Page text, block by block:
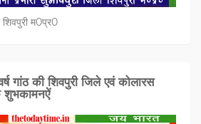
शिवपुरी म0प्र0
गांठ की शिवपुरी जिले एवं कोलारस
शुभकामनऐं